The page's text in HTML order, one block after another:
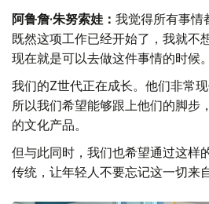
阿鲁詹·朱努索娃： 我觉得所有事情
既然这项工作已经开始了，我就不
现在就是可以去做这件事情的时候。
我们的Z世代正在成长。他们非常
所以我们希望能够跟上他们的脚步
的文化产品。
但与此同时，我们也希望通过这样
传统，让年轻人不要忘记这一切来